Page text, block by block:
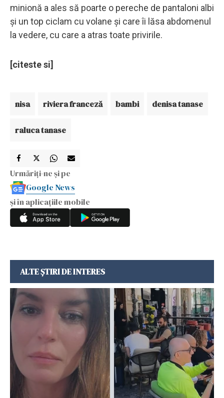
minionă a ales să poarte o pereche de pantaloni albi
și un top ciclam cu volane și care îi lăsa abdomenul
la vedere, cu care a atras toate privirile.
[citeste si]
nisa riviera franceză bambi denisa tanase
raluca tanase
Urmăriți-ne și pe
Google News
și în aplicațiile mobile
ALTE ȘTIRI DE INTERES